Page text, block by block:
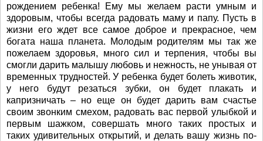
рождением ребенка! Ему мы желаем расти умным и
здоровым, чтобы всегда радовать маму и папу. Пусть в
жизни его ждет все самое доброе и прекрасное, чем
богата наша планета. Молодым родителям мы так же
пожелаем здоровья, много сил и терпения, чтобы вы
смогли дарить малышу любовь и нежность, не унывая от
временных трудностей. У ребенка будет болеть животик,
у него будут резаться зубки, он будет плакать и
капризничать – но еще он будет дарить вам счастье
своим звонким смехом, радовать вас первой улыбкой и
первым шажком, совершать много таких простых и
таких удивительных открытий, и делать вашу жизнь по-